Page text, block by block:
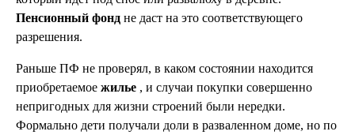
Пенсионный фонд не даст на это соответствующего
разрешения.
Раньше ПФ не проверял, в каком состоянии находится
приобретаемое жилье , и случаи покупки совершенно
непригодных для жизни строений были нередки.
Формально дети получали доли в разваленном доме, но по